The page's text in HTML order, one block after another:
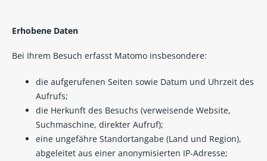
Erhobene Daten
Bei Ihrem Besuch erfasst Matomo insbesondere:
die aufgerufenen Seiten sowie Datum und Uhrzeit des
Aufrufs;
die Herkunft des Besuchs (verweisende Website,
Suchmaschine, direkter Aufruf);
eine ungefähre Standortangabe (Land und Region),
abgeleitet aus einer anonymisierten IP-Adresse;